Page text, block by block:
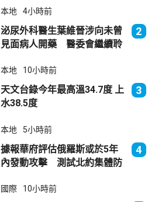
本地 4小時前
泌尿外科醫生葉維晉涉向未曾
見面病人開藥 醫委會繼續聆
2
本地 10小時前
天文台錄今年最高溫34.7度 上
水38.5度
3
本地 5小時前
據報華府評估俄羅斯或於5年
內發動攻擊 測試北約集體防
4
國際 10小時前